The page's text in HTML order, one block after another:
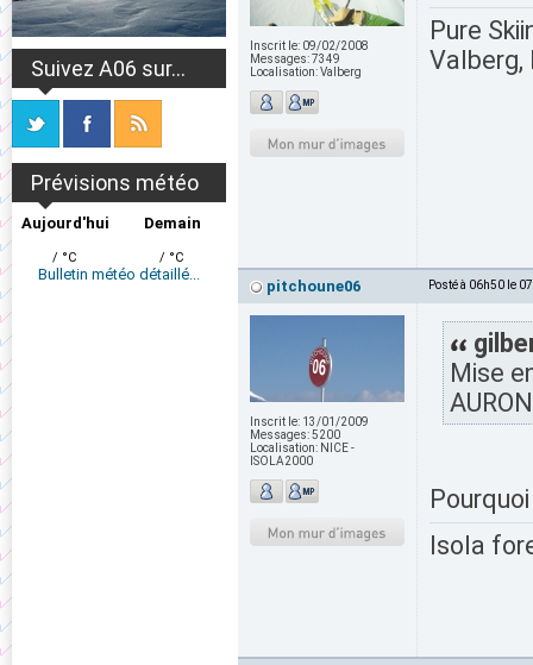
Suivez A06 sur...
Prévisions météo
Aujourd'hui
/ °C
Demain
/ °C
Bulletin météo détaillé...
Inscrit le: 09/02/2008
Messages:7349
Localisation:Valberg
Pure
Valberg,
pitchoune06 Posté à 06h50 le
Inscrit le: 13/01/2009
Messages:5200
Localisation: NICE -
ISOLA2000
Mise
Isola